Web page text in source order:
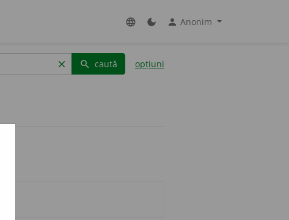
language dark_mode person Anonim
clear search caută opțiuni